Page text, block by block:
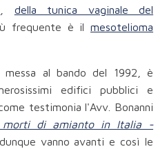
della tunica vaginale del
frequente è il mesotelioma
messa al bando del 1992, è
edifici pubblici e
testimonia l'Avv. Bonanni
morti di amianto in Italia -
vanno avanti e così le